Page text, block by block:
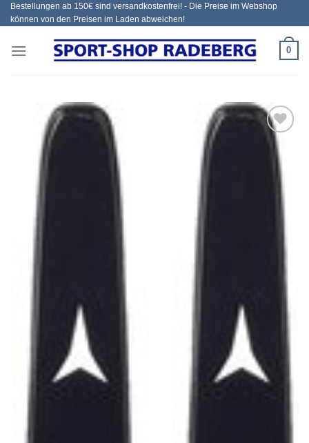
Zum
Inhalt
Bestellungen ab 150€ sind versandkostenfrei! - Die Preise im Webshop
können von den Preisen im Laden abweichen!
0
Add to
wishlist